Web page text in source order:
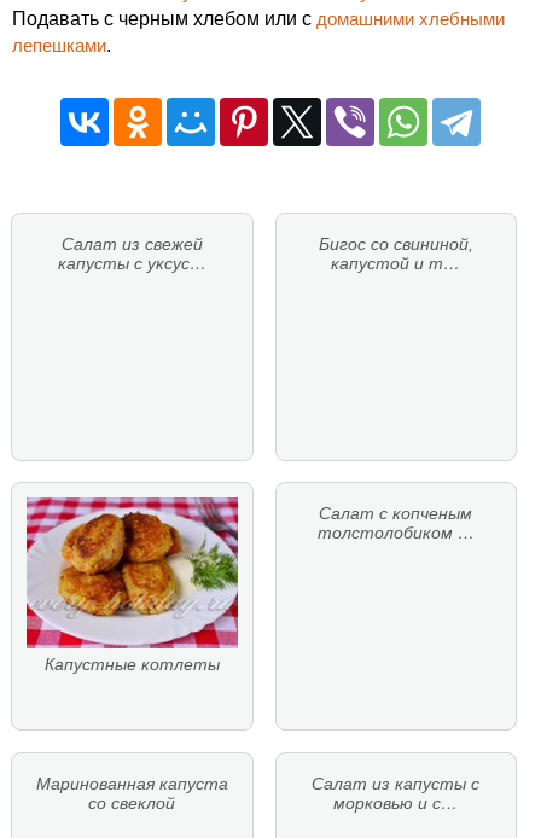
Подавать с черным хлебом или с домашними хлебными
лепешками.
Салат из свежей
капусты с уксус…
Бигос со свининой,
капустой и т…
Капустные котлеты
Салат с копченым
толстолобиком …
Маринованная капуста
со свеклой
Салат из капусты с
морковью и с…